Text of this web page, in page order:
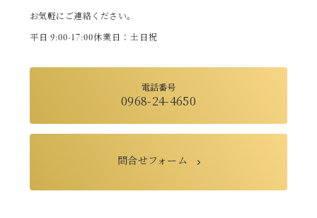
お気軽にご連絡ください。
平日 9:00-17:00休業日：土日祝
電話番号
0968-24-4650
問合せフォーム